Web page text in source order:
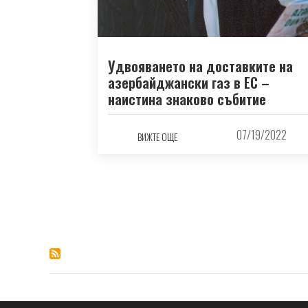
Удвояването на доставките на
азербайджански газ в ЕС –
наистина знаково събитие
ВИЖТЕ ОЩЕ 07/19/2022